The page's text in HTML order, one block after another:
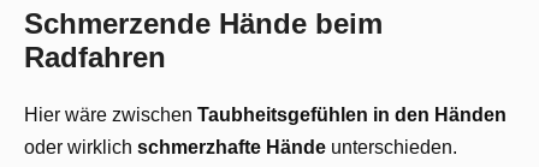
Schmerzende Hände beim
Radfahren
Hier wäre zwischen Taubheitsgefühlen in den Händen
oder wirklich schmerzhafte Hände unterschieden.